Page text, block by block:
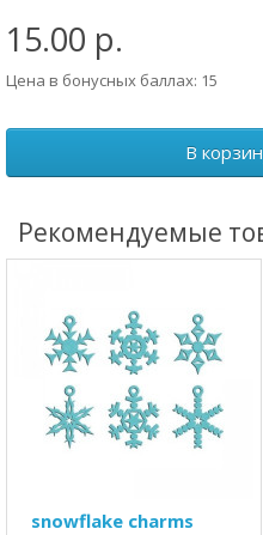
15.00 р.
Цена в бонусных баллах: 15
В
Рекомендуемые
snowflake charms